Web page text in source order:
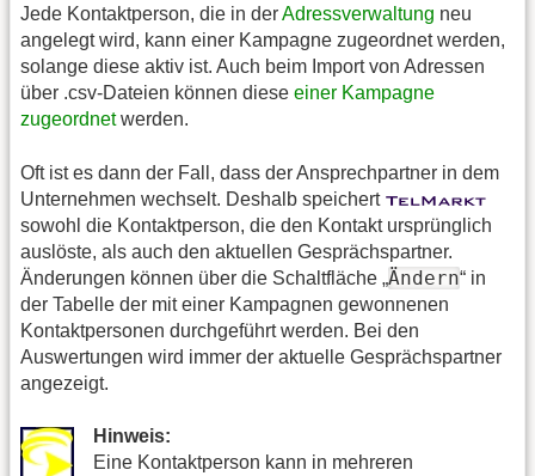
Jede Kontaktperson, die in derAdressverwaltung neu
angelegt wird, kann einer Kampagne zugeordnet werden,
solange diese aktiv ist. Auch beim Import von Adressen
über .csv-Dateien können diese einer Kampagne
zugeordnetwerden.
Oft ist es dann der Fall, dass der Ansprechpartner in dem
Unternehmen wechselt. Deshalb speichert
sowohl die Kontaktperson, die den Kontakt ursprünglich
auslöste, als auch den aktuellen Gesprächspartner.
Änderungen können über die Schaltfläche „Ändern“ in
der Tabelle der mit einer Kampagnen gewonnenen
Kontaktpersonen durchgeführt werden. Bei den
Auswertungen wird immer der aktuelle Gesprächspartner
angezeigt.
Hinweis:
Eine Kontaktperson kann in mehreren